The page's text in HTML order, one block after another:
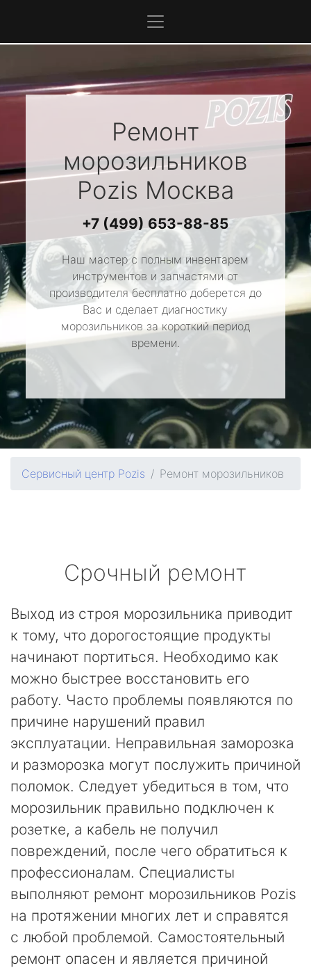
Ремонт
морозильников
Pozis Москва
+7 (499) 653-88-85
Наш мастер с полным инвентарем
инструментов и запчастями от
производителя бесплатно доберется до
Вас и сделает диагностику
морозильников за короткий период
времени.
Сервисный центр Pozis Ремонт морозильников
Срочный ремонт
Выход из строя морозильника приводит
к тому, что дорогостоящие продукты
начинают портиться. Необходимо как
можно быстрее восстановить его
работу. Часто проблемы появляются по
причине нарушений правил
эксплуатации. Неправильная заморозка
и разморозка могут послужить причиной
поломок. Следует убедиться в том, что
морозильник правильно подключен к
розетке, а кабель не получил
повреждений, после чего обратиться к
профессионалам. Специалисты
выполняют ремонт морозильников Pozis
на протяжении многих лет и справятся
с любой проблемой. Самостоятельный
ремонт опасен и является причиной